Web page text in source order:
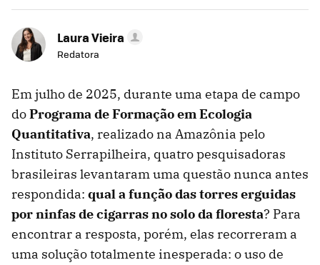
Laura Vieira
Redatora
Em julho de 2025, durante uma etapa de campo
doPrograma de Formação em Ecologia
Quantitativa, realizado na Amazônia pelo
Instituto Serrapilheira, quatro pesquisadoras
brasileiras levantaram uma questão nunca antes
respondida: qual a função das torres erguidas
por ninfas de cigarras no solo da floresta? Para
encontrar a resposta, porém, elas recorreram a
uma solução totalmente inesperada: o uso de